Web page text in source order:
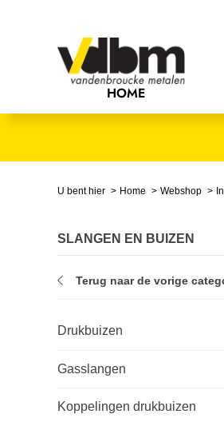
HOME
Bevestigingsmaterialen
Elektrische componenten
U bent hier Home Webshop
SLANGEN EN BUIZEN
Terug naar de vorige
Drukbuizen
Gasslangen
Koppelingen drukbuizen